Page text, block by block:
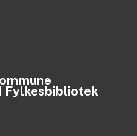
Fylkesbibliotek